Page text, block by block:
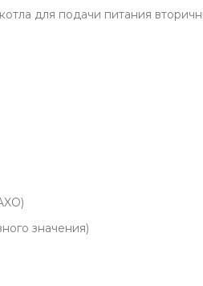
для подачи питания
значения)